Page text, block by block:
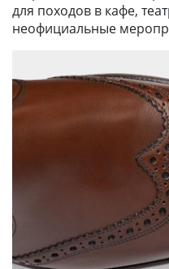
для походов в кафе,
неофициальные